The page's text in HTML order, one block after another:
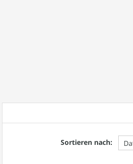
Sortieren nach: